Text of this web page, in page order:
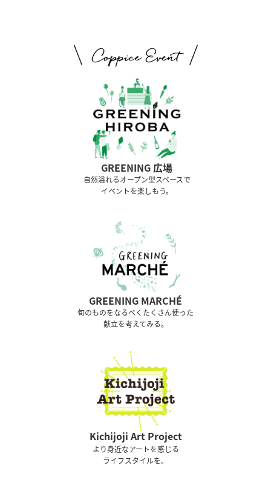
GREENING 広場
⾃然溢れるオープン型スペースで
イベントを楽しもう。
GREENING MARCHÉ
旬のものをなるべくたくさん使った
献立を考えてみる。
Kichijoji Art Project
より身近なアートを感じる
ライフスタイルを。